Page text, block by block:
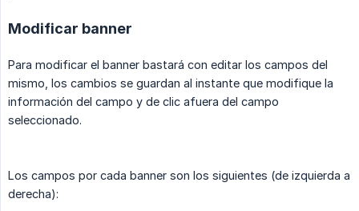
Modificar banner
Para modificar el banner bastará con editar los campos del
mismo, los cambios se guardan al instante que modifique la
información del campo y de clic afuera del campo
seleccionado.
Los campos por cada banner son los siguientes (de izquierda a
derecha):